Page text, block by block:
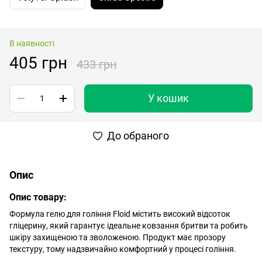
В наявності
405 грн 433 грн
У кошик
До обраного
Опис
Опис товару:
Формула гелю для гоління Floid містить високий відсоток
гліцерину, який гарантує ідеальне ковзання бритви та робить
шкіру захищеною та зволоженою. Продукт має прозору
текстуру, тому надзвичайно комфортний у процесі гоління.